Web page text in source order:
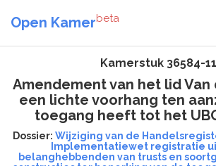
Open Kamerbeta
Kamerstuk 36584-11
Amendement van het lid
een lichte voorhang ten
toegang heeft tot het
Dossier: Wijziging van de
Implementatiewet registratie
belanghebbenden van trusts en